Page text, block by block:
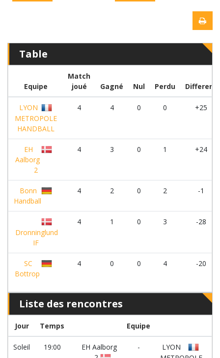
Table
Equipe
Match
joué
Gagné Nul Perdu Different
LYON
METROPOLE
HANDBALL
4 4 0 0 +25
EH
Aalborg
2
4 3 0 1 +24
Bonn
Handball
4 2 0 2 -1
Dronninglund
IF
4 1 0 3 -28
SC
Bottrop
4 0 0 4 -20
Liste des rencontres
Jour Temps Equipe
Soleil 19:00
EH Aalborg
-
LYON